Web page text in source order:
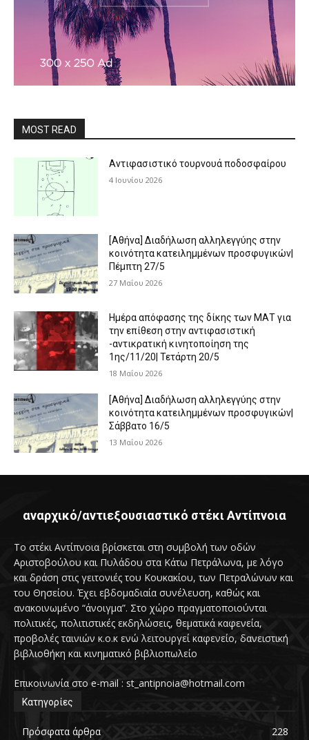
MOST READ
Αντιφασιστικό τουρνουά ποδοσφαίρου
4 Ιουνίου 2026
[Αθήνα] Διαδήλωση αλληλεγγύης στην
κοινότητα κατειλημμένων προσφυγικών|
Πέμπτη 27/5
27 Μαΐου 2026
Ημέρα απόφασης της δίκης των ΜΑΤ για
την επίθεση στην αντιφασιστική
-αντικρατική κινητοποίηση της
1ης/11/20| Τετάρτη 20/5
18 Μαΐου 2026
[Αθήνα] Διαδήλωση αλληλεγγύης στην
κοινότητα κατειλημμένων προσφυγικών|
Σάββατο 16/5
13 Μαΐου 2026
αναρχικό/αντιεξουσιαστικό στέκι Αντίπνοια
Το στέκι Αντίπνοια βρίσκεται στη συμβολή των οδών
Αριστοβούλου και Πυλάδου στα Κάτω Πετράλωνα, με λόγο
και δράση στις γειτονιές του Κουκακίου, των Πετραλώνων και
του Θησείου. Έχει εβδομαδιαία συνέλευση, καθώς και
ανακοινωμένο “άνοιγμα”. Στο χώρο πραγματοποιούνται
πολιτικές, πολιτιστικές εκδηλώσεις, θεματικά καφενεία,
προβολές ταινιών κ.ο.κ ενώ λειτουργεί καφενείο, δανειστική
βιβλιοθήκη και κινηματικό βιβλιοπωλείο
Επικοινωνία στο e-mail : st_antipnoia@hotmail.com
Κατηγορίες
Πρόσφατα άρθρα 228